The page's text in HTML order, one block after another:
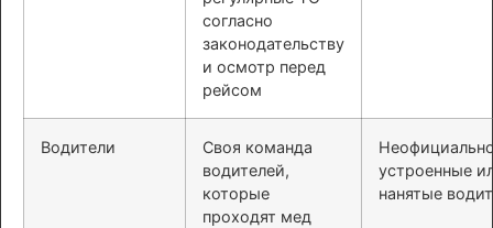
согласно
законодательству
и осмотр перед
рейсом
Водители
Своя команда
водителей,
которые
проходят мед
устроенные
нанятые